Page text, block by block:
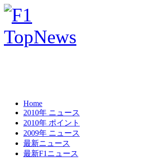
Home
2010年 ニュース
2010年 ポイント
2009年 ニュース
最新ニュース
最新F1ニュース